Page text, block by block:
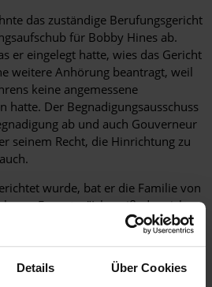
Details Über Cookies
das zuständige Berufungsgericht
für Bobby Hines ab.
er eingelegt hatte, wies das Gericht
weitere Anhörung beantragt, weil
keine angemessene
hatte. Der Begnadigungsausschuss
ab und auch Gouverneur
seinem Recht, die Hinrichtung zu
wurde, bat er die Familie von
Er sagte: "Ich weiß, dass ich
Menschen weggenommen
aber ich weiß, dass das
ich könnte etwas tun."